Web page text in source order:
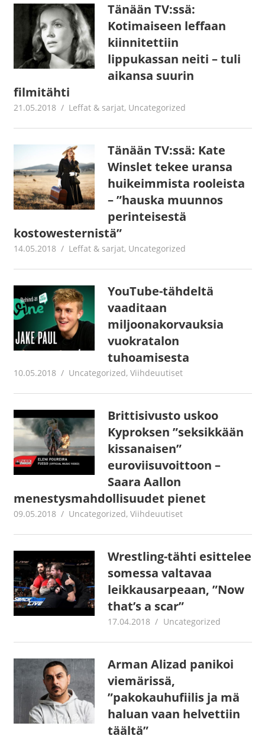
Tänään TV:ssä:
Kotimaiseen leffaan
kiinnitettiin
lippukassan neiti – tuli
aikansa suurin
filmitähti
21.05.2018 Jouni Hirn
Leffat & sarjat, Uncategorized
Tänään TV:ssä: Kate
Winslet tekee uransa
huikeimmista rooleista
– ”hauska muunnos
perinteisestä
kostowesternistä”
14.05.2018 Jouni Hirn
Leffat & sarjat, Uncategorized
YouTube-tähdeltä
vaaditaan
miljoonakorvauksia
vuokratalon
tuhoamisesta
10.05.2018 Jouni Hirn
Uncategorized,Viihdeuutiset
Brittisivusto uskoo
Kyproksen ”seksikkään
kissanaisen”
euroviisuvoittoon –
Saara Aallon
menestysmahdollisuudet pienet
09.05.2018 Jouni Hirn
Uncategorized,Viihdeuutiset
Wrestling-tähti esittelee
somessa valtavaa
leikkausarpeaan, ”Now
that’s a scar”
17.04.2018 Juha Kaunisto
Uncategorized
Arman Alizad panikoi
viemärissä,
”pakokauhufiilis ja mä
haluan vaan helvettiin
täältä”